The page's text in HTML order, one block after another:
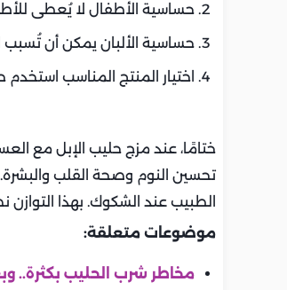
حساسية الأطفال لا يُعطى
حساسية الألبان يمكن أن
اختيار المنتج المناسب
ختامًا، عند مزج حليب الإبل مع
تحسين النوم وصحة القلب
الطبيب عند الشكوك. بهذا
موضوعات متعلقة:
مخاطر شرب الحليب بكثرة..